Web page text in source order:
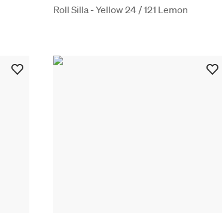
Roll Silla - Yellow 24 / 121 Lemon